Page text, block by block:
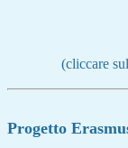
(cliccare
Progetto